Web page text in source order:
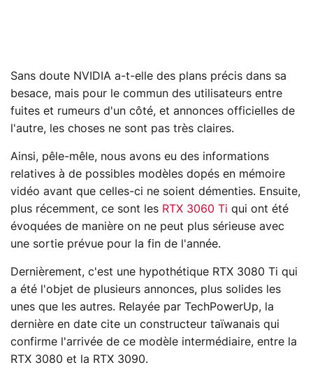
Sans doute NVIDIA a-t-elle des plans précis dans sa
besace, mais pour le commun des utilisateurs entre
fuites et rumeurs d'un côté, et annonces officielles de
l'autre, les choses ne sont pas très claires.
Ainsi, pêle-mêle, nous avons eu des informations
relatives à de possibles modèles dopés en mémoire
vidéo avant que celles-ci ne soient démenties. Ensuite,
plus récemment, ce sont les RTX 3060 Ti qui ont été
évoquées de manière on ne peut plus sérieuse avec
une sortie prévue pour la fin de l'année.
Dernièrement, c'est une hypothétique RTX 3080 Ti qui
a été l'objet de plusieurs annonces, plus solides les
unes que les autres. Relayée par TechPowerUp, la
dernière en date cite un constructeur taïwanais qui
confirme l'arrivée de ce modèle intermédiaire, entre la
RTX 3080 et la RTX 3090.